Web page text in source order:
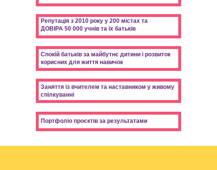
Репутація з 2010 року у 200 містах та
ДОВІРА 50 000 учнів та їх батьків
Спокій батьків за майбутнє дитини і розвиток
корисних для життя навичок
Заняття із вчителем та наставником у живому
спілкуванні
Портфоліо проєктів за результатами